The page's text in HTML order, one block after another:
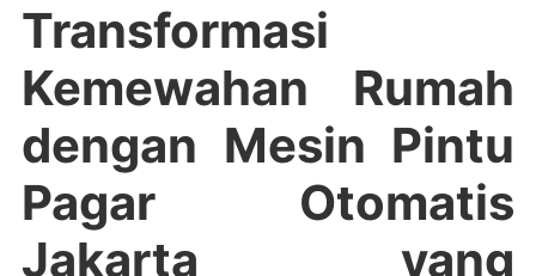
Transformasi
Kemewahan Rumah
dengan Mesin Pintu
Pagar Otomatis
Jakarta yang